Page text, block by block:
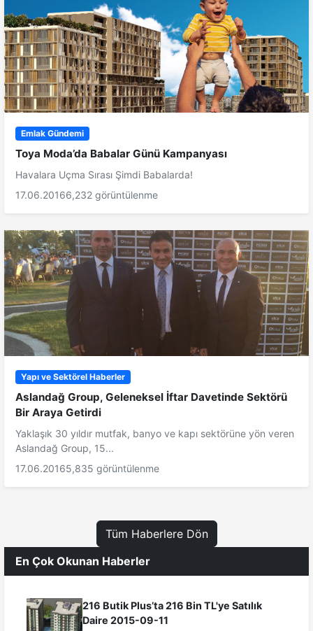
Emlak Gündemi
Toya Moda’da Babalar Günü Kampanyası
Havalara Uçma Sırası Şimdi Babalarda!
17.06.20166,232 görüntülenme
Yapı ve Sektörel Haberler
Aslandağ Group, Geleneksel İftar Davetinde Sektörü
Bir Araya Getirdi
Yaklaşık 30 yıldır mutfak, banyo ve kapı sektörüne yön veren
Aslandağ Group, 15...
17.06.20165,835 görüntülenme
Tüm Haberlere Dön
En Çok Okunan Haberler
216 Butik Plus’ta 216 Bin TL'ye Satılık
Daire 2015-09-11